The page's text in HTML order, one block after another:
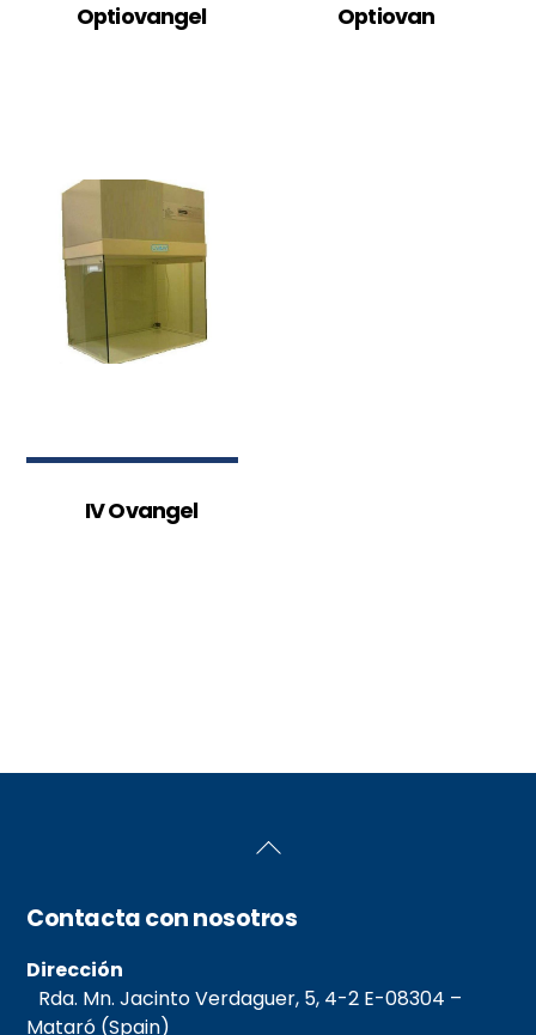
Optiovangel Optiovan
IV Ovangel
Back
Contacta con nosotros
Dirección
Rda. Mn. Jacinto Verdaguer, 5, 4-2 E-08304 –
Mataró (Spain)